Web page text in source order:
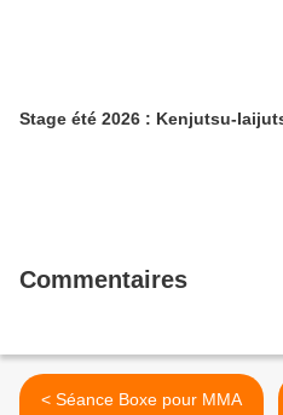
Stage été 2026 : Kenjutsu-
Commentaires
< Séance Boxe pour MMA